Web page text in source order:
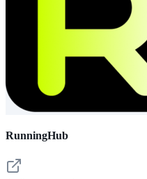
RunningHub